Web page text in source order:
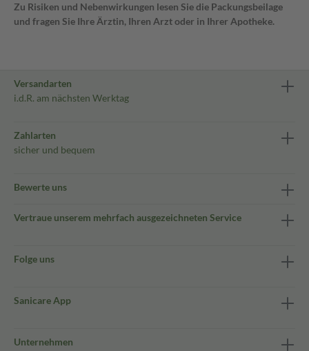
Zu Risiken und Nebenwirkungen lesen Sie die Packungsbeilage
und fragen Sie Ihre Ärztin, Ihren Arzt oder in Ihrer Apotheke.
Versandarten
i.d.R. am nächsten Werktag
Zahlarten
sicher und bequem
Bewerte uns
Vertraue unserem mehrfach ausgezeichneten Service
Folge uns
Sanicare App
Unternehmen